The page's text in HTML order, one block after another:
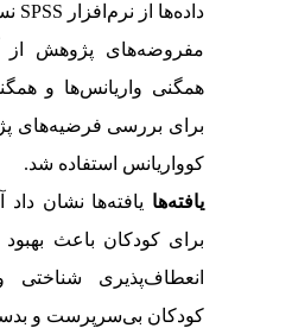
مفروضه‌های پژوهش از
همگنی واریانس‌ها و
برای بررسی فرضیه‌های
کوواریانس استفاده شد.
یافته‌هایافته‌ها نشان داد
برای کودکان باعث
انعطاف‌پذیری شناختی
کودکان بی‌سرپرست و